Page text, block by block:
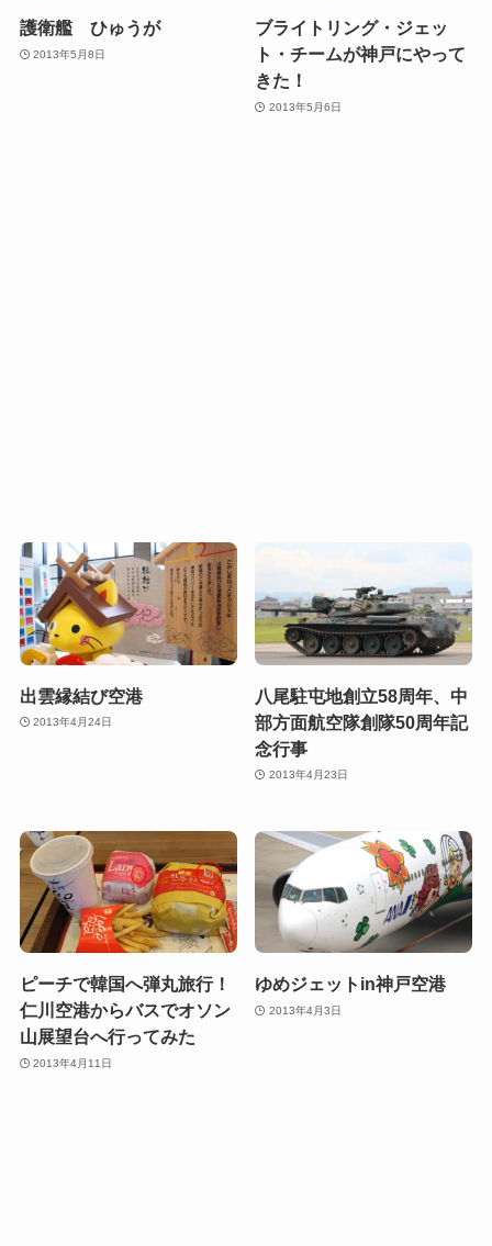
護衛艦 ひゅうが
2013年5月8日
ブライトリング・ジェッ
ト・チームが神戸にやって
きた！
2013年5月6日
出雲縁結び空港
2013年4月24日
八尾駐屯地創立58周年、中
部方面航空隊創隊50周年記
念行事
2013年4月23日
ピーチで韓国へ弾丸旅行！
仁川空港からバスでオソン
山展望台へ行ってみた
2013年4月11日
ゆめジェットin神戸空港
2013年4月3日